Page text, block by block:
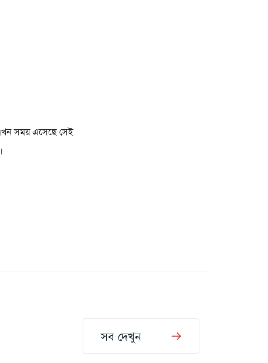
সময় এসেছে সেই
সব দেখুন